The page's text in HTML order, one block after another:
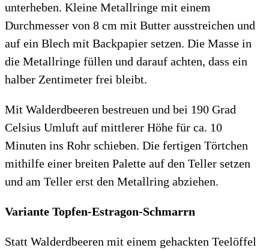
unterheben. Kleine Metallringe mit einem
Durchmesser von 8 cm mit Butter ausstreichen und
auf ein Blech mit Backpapier setzen. Die Masse in
die Metallringe füllen und darauf achten, dass ein
halber Zentimeter frei bleibt.
Mit Walderdbeeren bestreuen und bei 190 Grad
Celsius Umluft auf mittlerer Höhe für ca. 10
Minuten ins Rohr schieben. Die fertigen Törtchen
mithilfe einer breiten Palette auf den Teller setzen
und am Teller erst den Metallring abziehen.
Variante Topfen-Estragon-Schmarrn
Statt Walderdbeeren mit einem gehackten Teelöffel